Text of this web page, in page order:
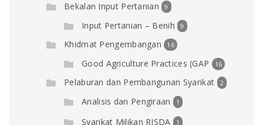
Bekalan Input Pertanian 9
Input Pertanian – Benih 9
Khidmat Pengembangan 16
Good Agriculture Practices (GAP 16
Pelaburan dan Pembangunan Syarikat 2
Analisis dan Pengiraan 1
Syarikat Milikan RISDA 1